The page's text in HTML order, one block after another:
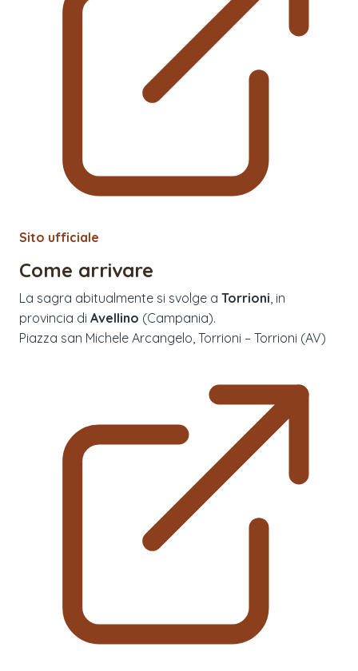
Sito ufficiale
Come arrivare
La sagra abitualmente si svolge a Torrioni , in
provincia di Avellino (Campania).
Piazza san Michele Arcangelo, Torrioni – Torrioni (AV)